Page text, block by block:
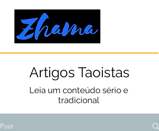
Artigos Taoistas
Leia um conteúdo sério e
tradicional
Post